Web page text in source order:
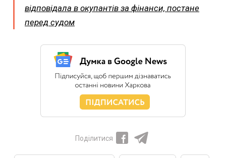
відповідала в окупантів за фінанси, постане
перед судом
Поділитися